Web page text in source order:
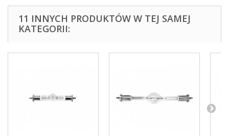
11 INNYCH PRODUKTÓW W TEJ SAMEJ
KATEGORII: